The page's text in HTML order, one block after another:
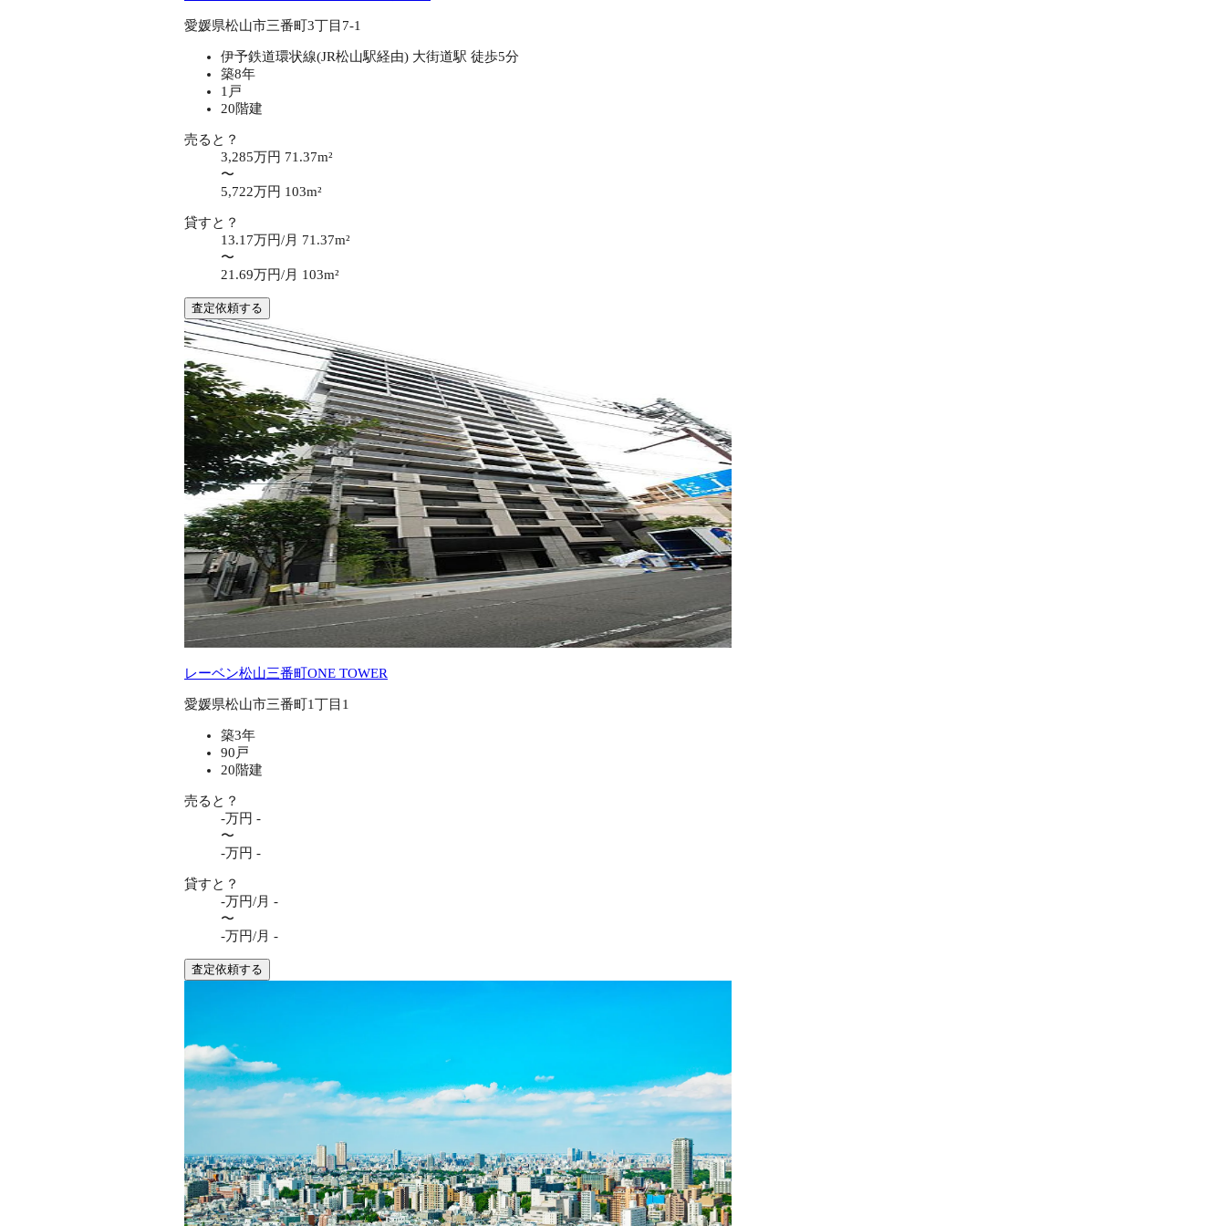
愛媛県松山市三番町3丁目7-1
伊予鉄道環状線(JR松山駅経由) 大街道駅 徒歩5分
築8年
1戸
20階建
売ると？
3,285万円 71.37m²
〜
5,722万円 103m²
貸すと？
13.17万円/月 71.37m²
〜
21.69万円/月 103m²
査定依頼する
レーベン松山三番町ONE TOWER
愛媛県松山市三番町1丁目1
築3年
90戸
20階建
売ると？
-万円 -
〜
-万円 -
貸すと？
-万円/月 -
〜
-万円/月 -
査定依頼する